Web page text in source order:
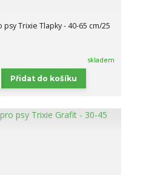
Trixie Tlapky - 40-65 cm/25
skladem
Přidat do košíku